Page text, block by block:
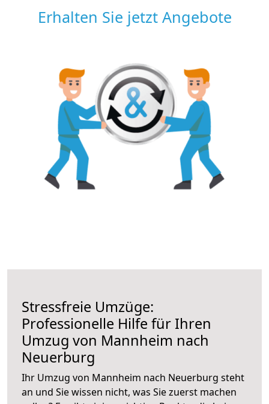
Erhalten Sie jetzt Angebote
Stressfreie Umzüge:
Professionelle Hilfe für Ihren
Umzug von Mannheim nach
Neuerburg
Ihr Umzug von Mannheim nach Neuerburg steht
an und Sie wissen nicht, was Sie zuerst machen